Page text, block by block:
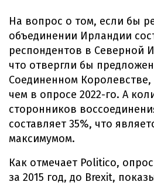
На вопрос о том, если бы
объединении Ирландии
респондентов в Северной
что отвергли бы
Соединенном
чем в опросе 2022-го. А
сторонников
составляет 35%, что
максимумом.
Как отмечает Politico,
за 2015 год, до Brexit,